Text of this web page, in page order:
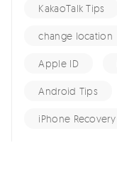
KakaoTalk Tips
change location
Apple ID
Android Tips
iPhone Recovery